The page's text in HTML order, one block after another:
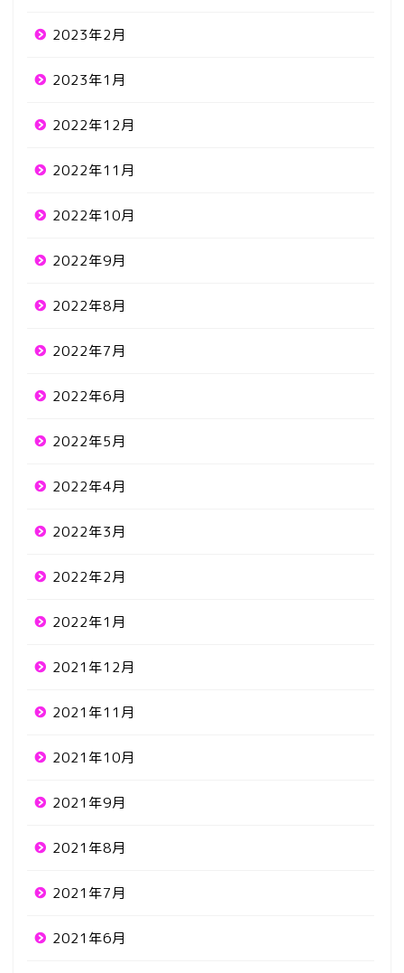
2023年2月
2023年1月
2022年12月
2022年11月
2022年10月
2022年9月
2022年8月
2022年7月
2022年6月
2022年5月
2022年4月
2022年3月
2022年2月
2022年1月
2021年12月
2021年11月
2021年10月
2021年9月
2021年8月
2021年7月
2021年6月